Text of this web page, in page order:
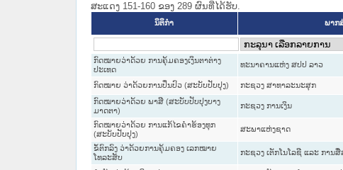
ສະແດງ 151-160 ຂອງ 289 ຜົນທີ່ໄດ້ຮັບ.
ນິຕິກໍາ ພາກ
ກົດໝາຍວ່າດ້ວຍ ການຄຸ້ມຄອງເງິນຕາຕ່າງ
ປະເທດ
ທະນາຄານແຫ່ງ ສປປ ລາວ
ກົດໝາຍ ວ່າດ້ວຍການປິ່ນປົວ (ສະບັບປັບປຸງ) ກະຊວງ ສາທາລະນະສຸກ
ກົດໝາຍວ່າດ້ວຍ ພາສີ (ສະບັບປັບປຸງບາງ
ມາດຕາ)
ກະຊວງ ການເງິນ
ກົດໝາຍວ່າດ້ວຍ ການແກ້ໄຂຄຳຮ້ອງທຸກ
(ສະບັບປັບປຸງ)
ສະພາແຫ່ງຊາດ
ຂໍ້ຕົກລົງ ວ່າດ້ວຍການຄຸ້ມຄອງ ເລກໝາຍ
ໂທລະສັບ
ກະຊວງ ເຕັກໂນໂລຊີ ແລະ ການສື່